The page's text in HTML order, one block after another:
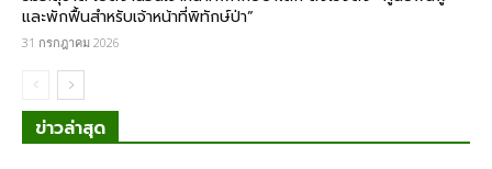
และพักฟื้นสำหรับเจ้าหน้าที่พิทักษ์ป่า”
31 กรกฎาคม 2026
ข่าวล่าสุด